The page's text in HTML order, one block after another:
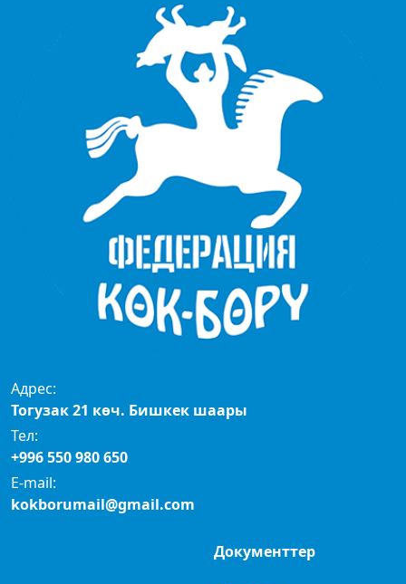
Адрес:
Тогузак 21 көч. Бишкек шаары
Тел:
+996 550 980 650
E-mail:
kokborumail@gmail.com
Документтер